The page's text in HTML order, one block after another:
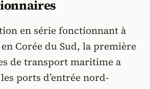
en série fonctionnant à
Corée du Sud, la première
de transport maritime a
ports d’entrée nord-